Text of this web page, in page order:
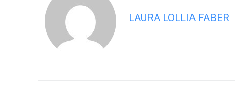
LAURA LOLLIA FABER